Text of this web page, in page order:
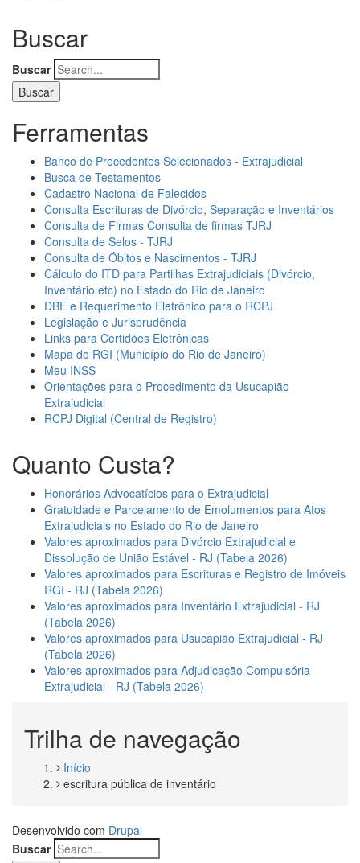
Buscar
Buscar
Ferramentas
Banco de Precedentes Selecionados - Extrajudicial
Busca de Testamentos
Cadastro Nacional de Falecidos
Consulta Escrituras de Divórcio, Separação e Inventários
Consulta de Firmas Consulta de firmas TJRJ
Consulta de Selos - TJRJ
Consulta de Óbitos e Nascimentos - TJRJ
Cálculo do ITD para Partilhas Extrajudiciais (Divórcio,
Inventário etc) no Estado do Rio de Janeiro
DBE e Requerimento Eletrônico para o RCPJ
Legislação e Jurisprudência
Links para Certidões Eletrônicas
Mapa do RGI (Município do Rio de Janeiro)
Meu INSS
Orientações para o Procedimento da Usucapião
Extrajudicial
RCPJ Digital (Central de Registro)
Quanto Custa?
Honorários Advocatícios para o Extrajudicial
Gratuidade e Parcelamento de Emolumentos para Atos
Extrajudiciais no Estado do Rio de Janeiro
Valores aproximados para Divórcio Extrajudicial e
Dissolução de União Estável - RJ (Tabela 2026)
Valores aproximados para Escrituras e Registro de Imóveis
RGI - RJ (Tabela 2026)
Valores aproximados para Inventário Extrajudicial - RJ
(Tabela 2026)
Valores aproximados para Usucapião Extrajudicial - RJ
(Tabela 2026)
Valores aproximados para Adjudicação Compulsória
Extrajudicial - RJ (Tabela 2026)
Trilha de navegação
Início
escritura pública de inventário
Desenvolvido com Drupal
Buscar